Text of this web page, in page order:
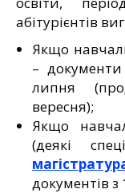
абітурієнтів
Якщо
–
липня
вересня);
Якщо
(деякі
документів з